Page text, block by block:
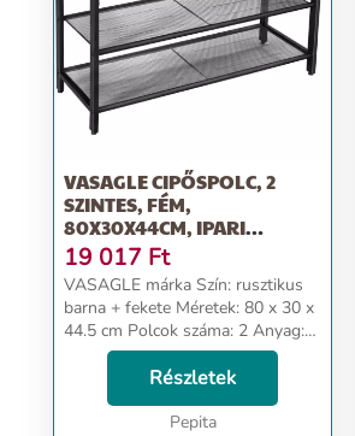
VASAGLE CIPŐSPOLC, 2
SZINTES, FÉM,
80X30X44CM, IPARI
STÍLUSÚ, RUS...
19 017 Ft
VASAGLE márka Szín: rusztikus
barna + fekete Méretek: 80 x 30 x
44.5 cm Polcok száma: 2 Anyag:
Feldolgozott fa, Acél Rusztikus
Kapsz egy elegáns rusztikus barna
Részletek
Pepita